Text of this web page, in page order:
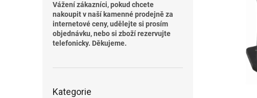
Vážení zákazníci, pokud chcete
nakoupit v naší kamenné prodejně za
internetové ceny, udělejte si prosím
objednávku, nebo si zboží rezervujte
telefonicky. Děkujeme.
kategorie
Kategorie